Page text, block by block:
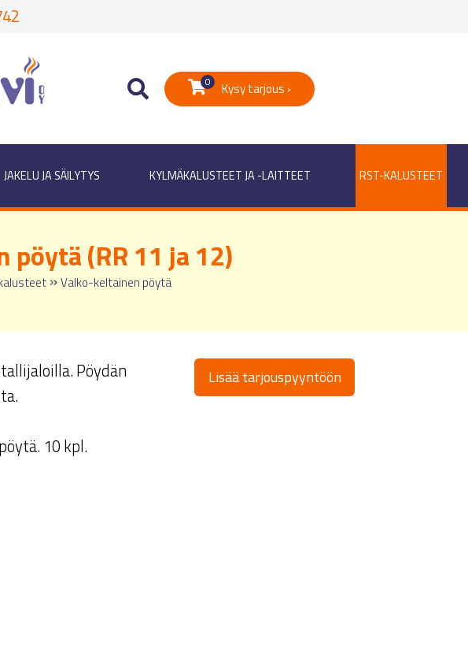
0 Kysy tarjous ›
JAKELU JA SÄILYTYS KYLMÄKALUSTEET JA -LAITTEET RST-KALUSTEET
(RR 11 ja 12)
»Valko-keltainen pöytä
Pöydän
10 kpl.
Lisää tarjouspyyntöön